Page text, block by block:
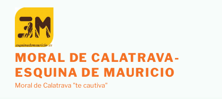
contenido
MORAL DE CALATRAVA-
ESQUINA DE MAURICIO
Moral de Calatrava "te cautiva"